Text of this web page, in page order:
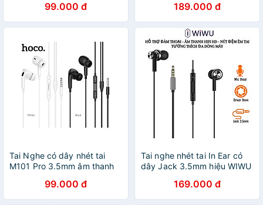
99.000 đ
PRO _ Hàng chính hãng
189.000 đ
Tai Nghe có dây nhét tai
M101 Pro 3.5mm âm thanh
nghe gọi đầy đủ dây dài
1.2m - Hàng Chính Hãng
99.000 đ
Tai nghe nhét tai In Ear có
dây Jack 3.5mm hiệu WIWU
trợ nghe gọi, mic đàm thoại -
Hàng nhập khẩu
169.000 đ